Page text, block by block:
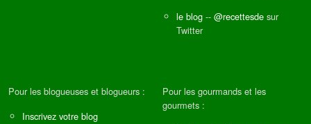
le blog -- @recettesde sur
Twitter
Pour les blogueuses et blogueurs :
Inscrivez votre blog
Pour les gourmands et les
gourmets :